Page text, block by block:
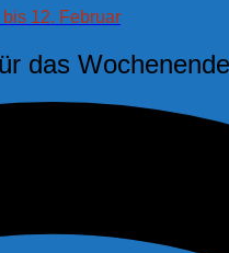
12. Februar
das